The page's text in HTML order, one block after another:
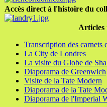
Accès direct à l'histoire du
Articles
Transcription des carnets
La City de Londres
La visite du Globe de
Diaporama de Greenwich
Visite de la Tate Modern
Diaporama de la Tate
Diaporama de l'Imperial